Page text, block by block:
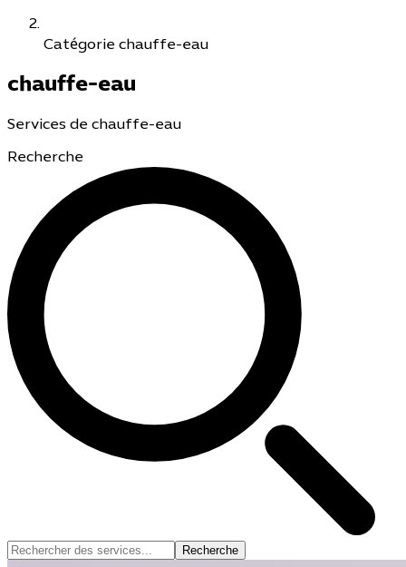
Catégorie chauffe-eau
chauffe-eau
Services de chauffe-eau
Recherche
Recherche